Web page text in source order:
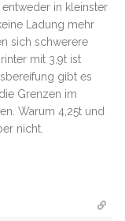
entweder in kleinster
Ladung mehr
sich schwerere
mit 3,9t ist
gibt es
Grenzen im
Warum 4,25t und
nicht.